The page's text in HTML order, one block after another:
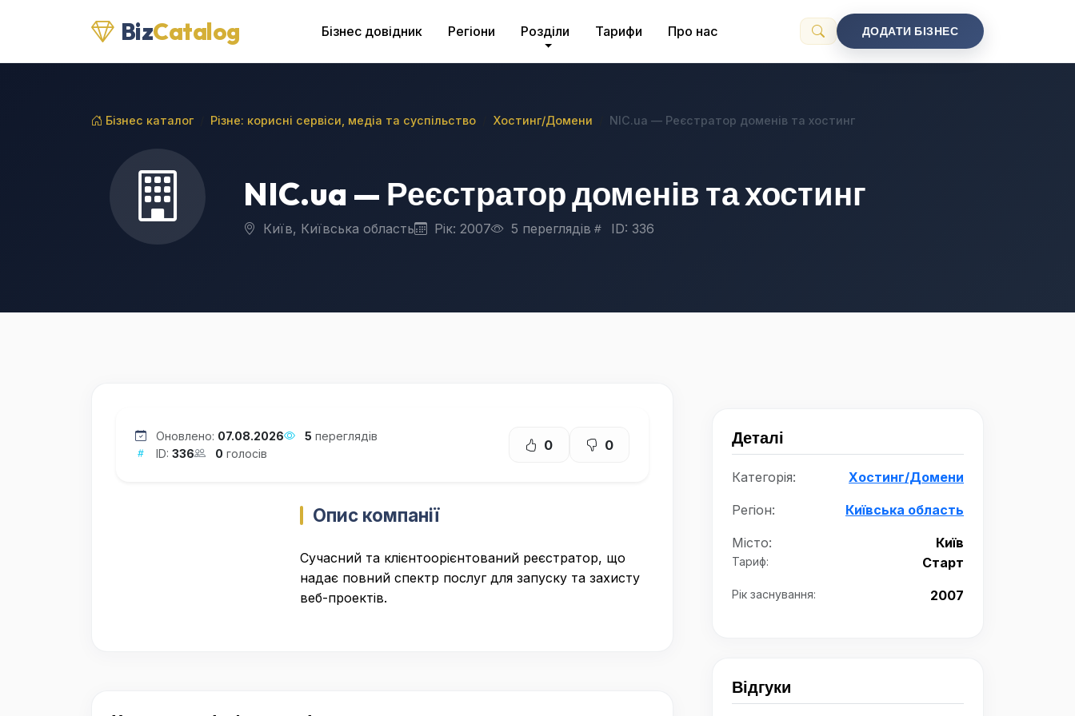
BizCatalog Бізнес довідник Регіони Розділи Тарифи Про нас ДОДАТИ БІЗНЕС
Бізнес каталог Різне: корисні сервіси, медіа та суспільство Хостинг/Домени NIC.ua — Реєстратор доменів та хостинг
NIC.ua — Реєстратор доменів та хостинг
Київ, Київська область Рік: 2007 5 переглядів ID: 336
Оновлено: 07.08.2026 5 переглядів
ID: 336 0 голосів
0 0
Опис компанії
Сучасний та клієнтоорієнтований реєстратор, що
надає повний спектр послуг для запуску та захисту
веб-проектів.
Деталі
Категорія: Хостинг/Домени
Регіон: Київська область
Місто: Київ
Тариф: Старт
Рік заснування: 2007
Відгуки